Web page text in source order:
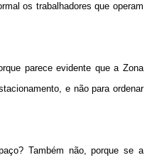
os trabalhadores que operam
parece evidente que a Zona
e não para ordenar
Também não, porque se a